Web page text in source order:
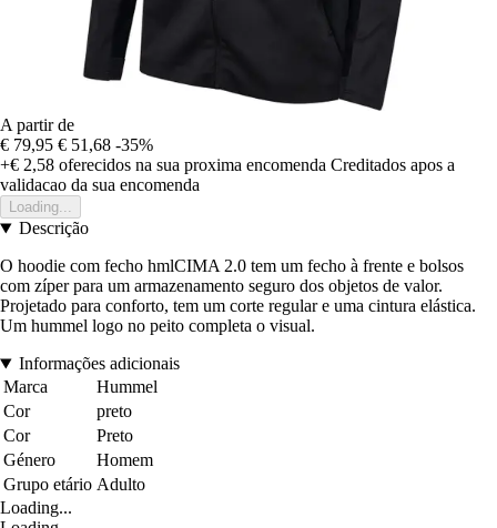
A partir de
€ 79,95 € 51,68 -35%
+€ 2,58 oferecidos na sua proxima encomenda Creditados apos a
validacao da sua encomenda
Loading...
Descrição
O hoodie com fecho hmlCIMA 2.0 tem um fecho à frente e bolsos
com zíper para um armazenamento seguro dos objetos de valor.
Projetado para conforto, tem um corte regular e uma cintura elástica.
Um hummel logo no peito completa o visual.
Informações adicionais
Marca
Hummel
Cor
preto
Cor
Preto
Género
Homem
Grupo etário Adulto
Loading...